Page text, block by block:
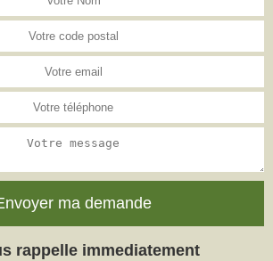
rappelle immediatement